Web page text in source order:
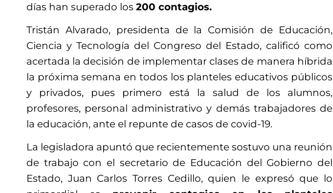
días han superado los 200 contagios.
Tristán Alvarado, presidenta de la Comisión de Educación,
Ciencia y Tecnología del Congreso del Estado, calificó como
acertada la decisión de implementar clases de manera híbrida
la próxima semana en todos los planteles educativos públicos
y privados, pues primero está la salud de los alumnos,
profesores, personal administrativo y demás trabajadores de
la educación, ante el repunte de casos de covid-19.
La legisladora apuntó que recientemente sostuvo una reunión
de trabajo con el secretario de Educación del Gobierno del
Estado, Juan Carlos Torres Cedillo, quien le expresó que lo